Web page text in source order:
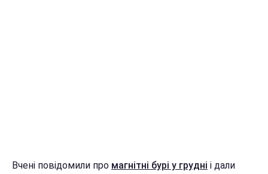
Вчені повідомили про магнітні бурі у грудні і дали